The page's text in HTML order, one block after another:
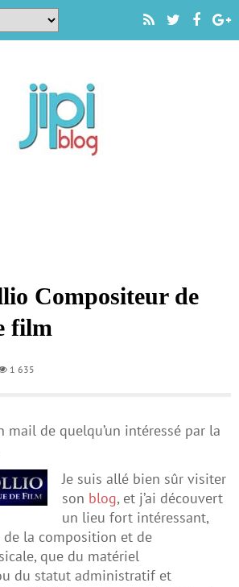
Compositeur de
film
1 635
mail de quelqu’un intéressé par la
Je suis allé bien sûr visiter
son blog, et j’ai découvert
un lieu fort intéressant,
la composition et de
que du matériel
du statut administratif et